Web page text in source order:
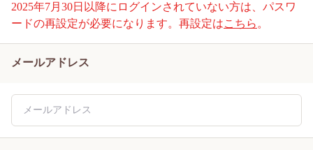
2025年7月30日以降にログインされていない方は、パスワ
ードの再設定が必要になります。再設定はこちら 。
メールアドレス